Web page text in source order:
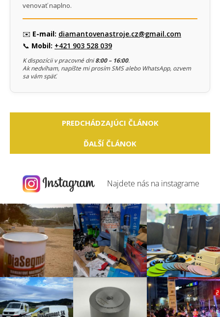
venovať naplno.
✉️ E-mail: diamantovenastroje.cz@gmail.com
📞 Mobil: +421 903 528 039
K dispozícii v pracovné dni8:00 – 16:00.
Ak nedvíham, napíšte mi prosím SMS alebo WhatsApp, ozvem
sa vám späť.
PREDCHÁDZAJÚCI ČLÁNOK
ĎALŠÍ ČLÁNOK
Najdete nás na instagrame